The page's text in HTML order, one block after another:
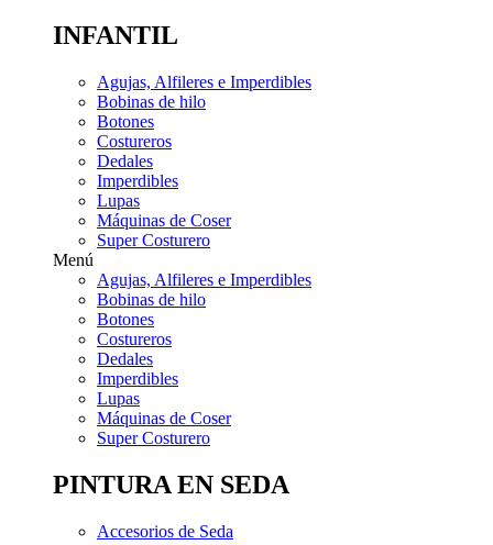
INFANTIL
Agujas, Alfileres e Imperdibles
Bobinas de hilo
Botones
Costureros
Dedales
Imperdibles
Lupas
Máquinas de Coser
Super Costurero
Menú
Agujas, Alfileres e Imperdibles
Bobinas de hilo
Botones
Costureros
Dedales
Imperdibles
Lupas
Máquinas de Coser
Super Costurero
PINTURA EN SEDA
Accesorios de Seda